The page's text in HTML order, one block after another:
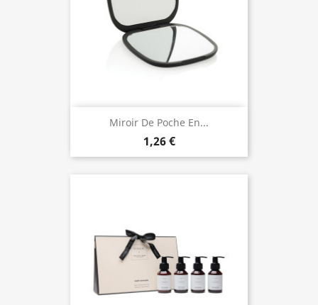
Miroir De Poche En...
1,26 €